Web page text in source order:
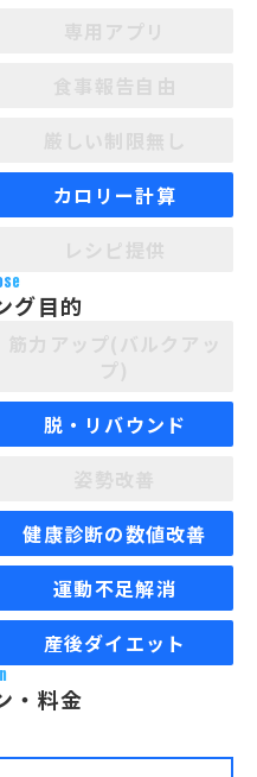
カロリー計算
グ目的
脱・リバウンド
健康診断の数値改善
運動不足解消
産後ダイエット
・料金